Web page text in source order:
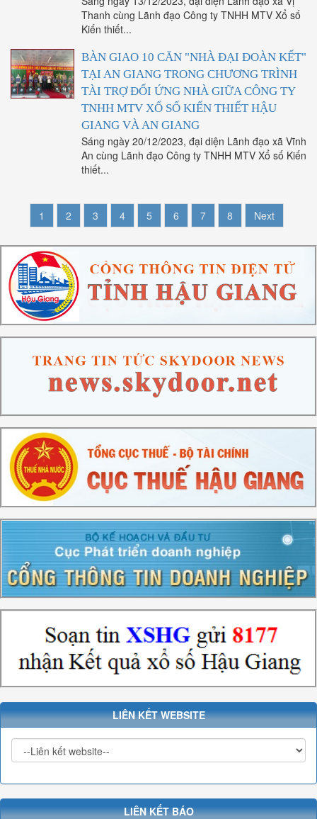
Thanh cùng Lãnh đạo Công ty TNHH MTV Xổ số
Kiến thiết...
BÀN GIAO 10 CĂN "NHÀ ĐẠI ĐOÀN KẾT"
TẠI AN GIANG TRONG CHƯƠNG TRÌNH
TÀI TRỢ ĐỐI ỨNG NHÀ GIỮA CÔNG TY
TNHH MTV XỔ SỐ KIẾN THIẾT HẬU
GIANG VÀ AN GIANG
Sáng ngày 20/12/2023, đại diện Lãnh đạo xã Vĩnh
An cùng Lãnh đạo Công ty TNHH MTV Xổ số Kiến
thiết...
1 2 3 4 5 6 7 8 Next
LIÊN KẾT WEBSITE
LIÊN KẾT BÁO